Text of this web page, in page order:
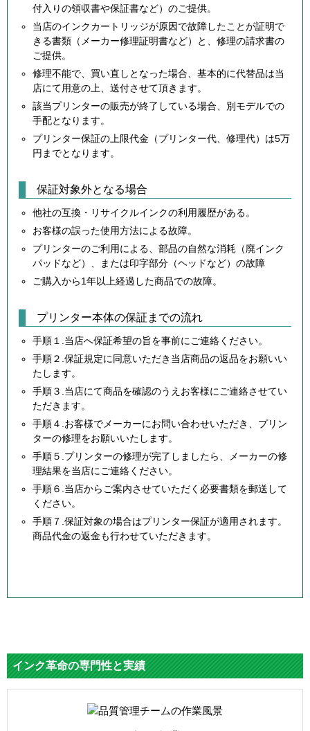
付入りの領収書や保証書など）のご提供。
当店のインクカートリッジが原因で故障したことが証明で
きる書類（メーカー修理証明書など）と、修理の請求書の
ご提供。
修理不能で、買い直しとなった場合、基本的に代替品は当
店にて用意の上、送付させて頂きます。
該当プリンターの販売が終了している場合、別モデルでの
手配となります。
プリンター保証の上限代金（プリンター代、修理代）は5万
円までとなります。
保証対象外となる場合
他社の互換・リサイクルインクの利用履歴がある。
お客様の誤った使用方法による故障。
プリンターのご利用による、部品の自然な消耗（廃インク
パッドなど）、または印字部分（ヘッドなど）の故障
ご購入から1年以上経過した商品での故障。
プリンター本体の保証までの流れ
手順１.当店へ保証希望の旨を事前にご連絡ください。
手順２.保証規定に同意いただき当店商品の返品をお願いい
たします。
手順３.当店にて商品を確認のうえお客様にご連絡させてい
ただきます。
手順４.お客様でメーカーにお問い合わせいただき、プリン
ターの修理をお願いいたします。
手順５.プリンターの修理が完了しましたら、メーカーの修
理結果を当店にご連絡ください。
手順６.当店からご案内させていただく必要書類を郵送して
ください。
手順７.保証対象の場合はプリンター保証が適用されます。
商品代金の返金も行わせていただきます。
インク革命の専門性と実績